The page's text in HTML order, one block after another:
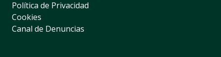
Política de Privacidad
Cookies
Canal de Denuncias